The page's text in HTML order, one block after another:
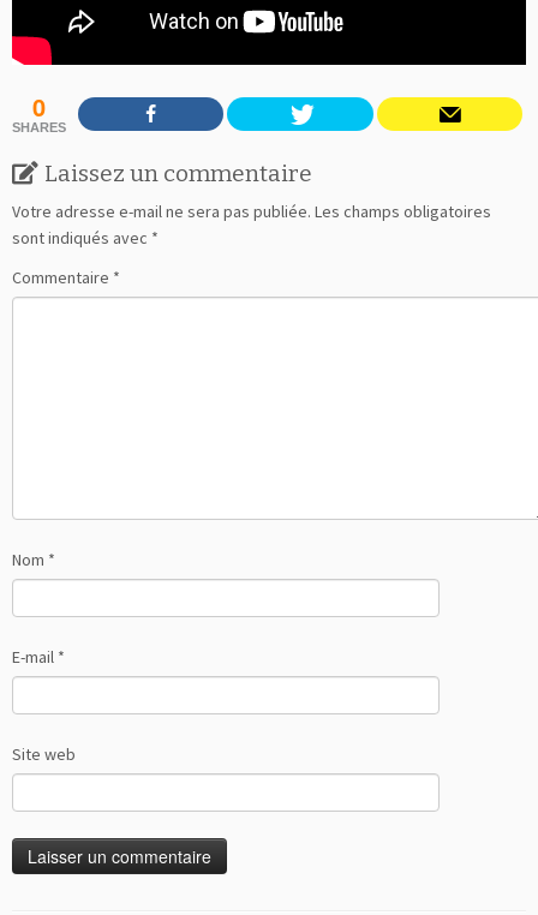
0
SHARES
Laissez un commentaire
Votre adresse e-mail ne sera pas publiée. Les champs obligatoires
sont indiqués avec *
Commentaire *
Nom *
E-mail *
Site web